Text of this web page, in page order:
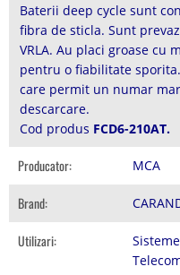
Baterii deep cycle sunt
fibra de sticla. Sunt
VRLA. Au placi groase cu
pentru o fiabilitate
care permit un numar
descarcare.
Cod produs FCD6-210AT.
Producator: MCA
Brand:
Utilizari: